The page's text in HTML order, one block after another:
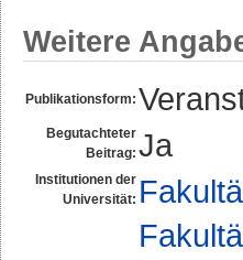
Weitere
Publikationsform:
Begutachteter
Beitrag: Ja
Institutionen der
Universität: